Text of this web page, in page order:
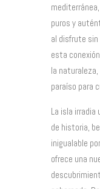
puros y
al disfrute
esta
la
paraíso para
La isla irradia
de historia,
inigualable
ofrece una